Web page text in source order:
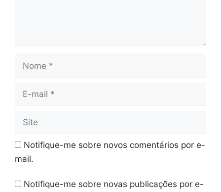
Nome
Site
Notifique-me sobre novos comentários por e-
mail.
Notifique-me sobre novas publicações por e-